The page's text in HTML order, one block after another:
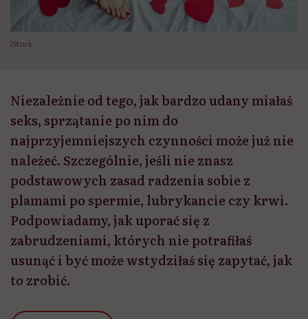
iStock
Niezależnie od tego, jak bardzo udany miałaś
seks, sprzątanie po nim do
najprzyjemniejszych czynności może już nie
należeć. Szczególnie, jeśli nie znasz
podstawowych zasad radzenia sobie z
plamami po spermie, lubrykancie czy krwi.
Podpowiadamy, jak uporać się z
zabrudzeniami, których nie potrafiłaś
usunąć i być może wstydziłaś się zapytać, jak
to zrobić.